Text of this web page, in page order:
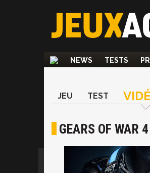
NEWS TESTS
JEU TEST
GEARS OF WAR